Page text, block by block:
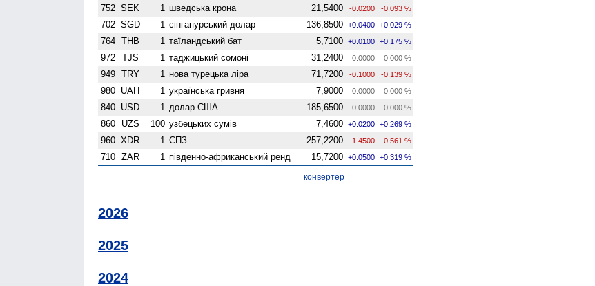
752 SEK 1 шведська крона 21,5400 -0.0200 -0.093 %
702 SGD 1 сінгапурський долар 136,8500 +0.0400 +0.029 %
764 THB 1 таїландський бат 5,7100 +0.0100 +0.175 %
972 TJS 1 таджицький сомоні 31,2400 0.0000 0.000 %
949 TRY 1 нова турецька ліра 71,7200 -0.1000 -0.139 %
980 UAH 1 українська гривня 7,9000 0.0000 0.000 %
840 USD 1 долар США 185,6500 0.0000 0.000 %
860 UZS 100 узбецьких сумів 7,4600 +0.0200 +0.269 %
960 XDR 1 СПЗ 257,2200 -1.4500 -0.561 %
710 ZAR 1 південно-африканський ренд 15,7200 +0.0500 +0.319 %
конвертер
2026
2025
2024